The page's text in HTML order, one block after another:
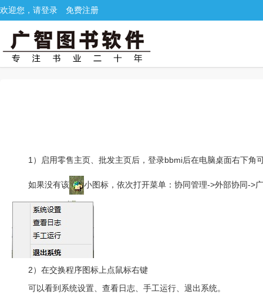
欢迎您，请登录 免费注册
1）启用零售主页、批发主页后，登录bbmi后在电脑桌面右下角
如果没有该 小图标，依次打开菜单：协同管理->外部协同->
2）在交换程序图标上点鼠标右键
可以看到系统设置、查看日志、手工运行、退出系统。